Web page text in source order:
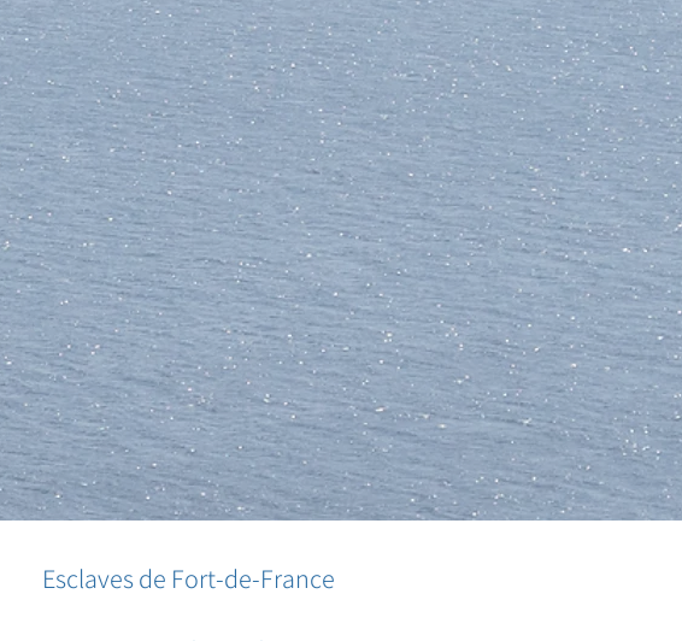
Esclaves de Fort-de-France